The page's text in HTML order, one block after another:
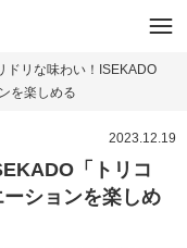
ドリな味わい！ISEKADO
を楽しめる
2023.12.19
「トリコ
ションを楽しめ